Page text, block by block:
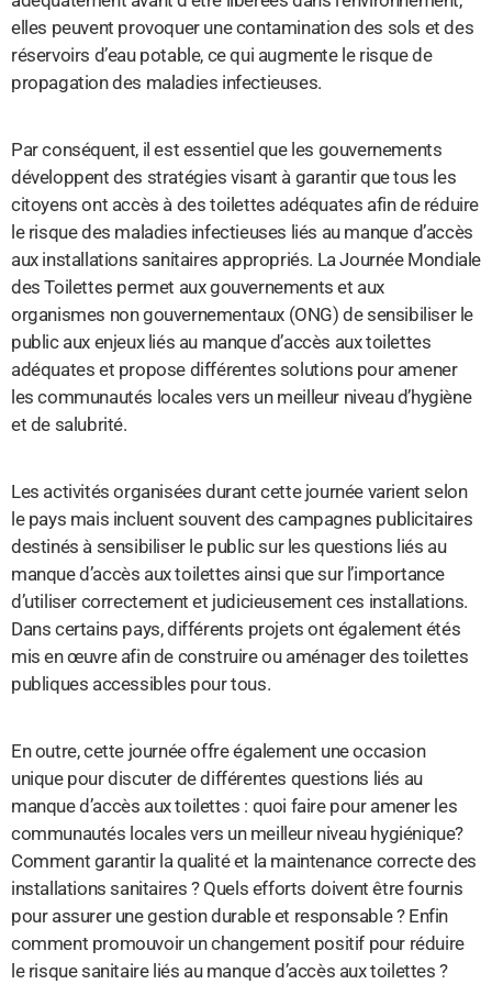
elles peuvent provoquer une contamination des sols et des
réservoirs d’eau potable, ce qui augmente le risque de
propagation des maladies infectieuses.
Par conséquent, il est essentiel que les gouvernements
développent des stratégies visant à garantir que tous les
citoyens ont accès à des toilettes adéquates afin de réduire
le risque des maladies infectieuses liés au manque d’accès
aux installations sanitaires appropriés. La Journée Mondiale
des Toilettes permet aux gouvernements et aux
organismes non gouvernementaux (ONG) de sensibiliser le
public aux enjeux liés au manque d’accès aux toilettes
adéquates et propose différentes solutions pour amener
les communautés locales vers un meilleur niveau d’hygiène
et de salubrité.
Les activités organisées durant cette journée varient selon
le pays mais incluent souvent des campagnes publicitaires
destinés à sensibiliser le public sur les questions liés au
manque d’accès aux toilettes ainsi que sur l’importance
d’utiliser correctement et judicieusement ces installations.
Dans certains pays, différents projets ont également étés
mis en œuvre afin de construire ou aménager des toilettes
publiques accessibles pour tous.
En outre, cette journée offre également une occasion
unique pour discuter de différentes questions liés au
manque d’accès aux toilettes : quoi faire pour amener les
communautés locales vers un meilleur niveau hygiénique?
Comment garantir la qualité et la maintenance correcte des
installations sanitaires ? Quels efforts doivent être fournis
pour assurer une gestion durable et responsable ? Enfin
comment promouvoir un changement positif pour réduire
le risque sanitaire liés au manque d’accès aux toilettes ?